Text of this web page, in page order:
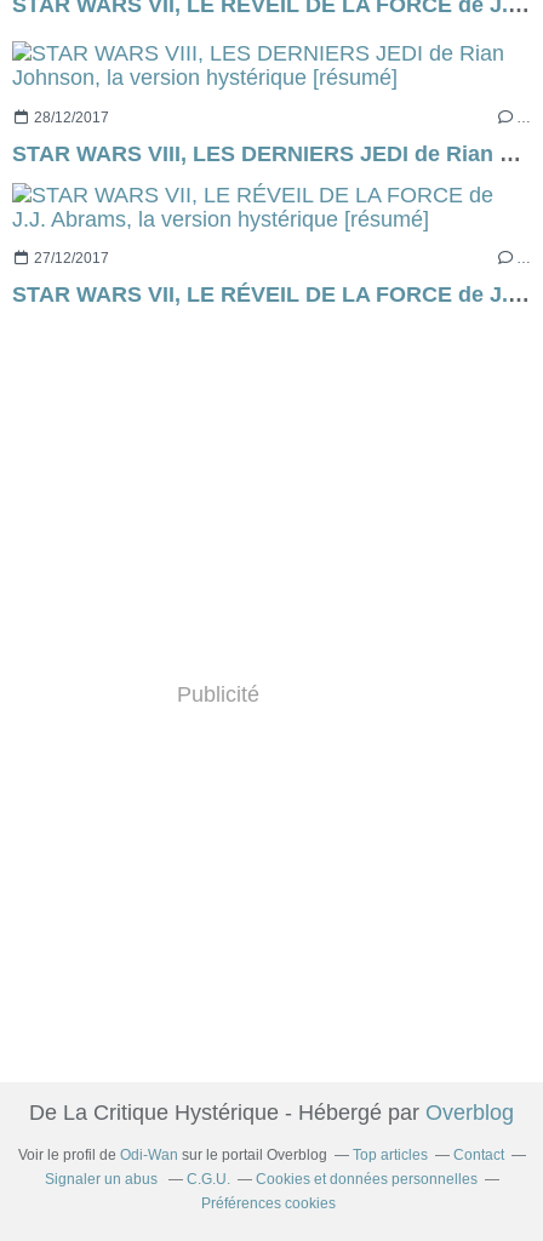
STAR WARS VII, LE RÉVEIL DE LA FORCE de J.J. Abrams, la version hystérique [résumé]
28/12/2017
STAR WARS VIII, LES DERNIERS JEDI de Rian Johnson, la version hystérique [résumé]
27/12/2017 …
STAR WARS VII, LE RÉVEIL DE LA FORCE de J.J. Abrams, la version hystérique [résumé]
Publicité
De La Critique Hystérique - Hébergé par Overblog
Voir le profil de Odi-Wan sur le portail Overblog Top articles
Contact
Signaler un abus
C.G.U.
Cookies et données personnelles
Préférences cookies